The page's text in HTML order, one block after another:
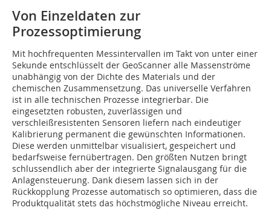
Von Einzeldaten zur
Prozessoptimierung
Mit hochfrequenten Messintervallen im Takt von unter einer
Sekunde entschlüsselt der GeoScanner alle Massenströme
unabhängig von der Dichte des Materials und der
chemischen Zusammensetzung. Das universelle Verfahren
ist in alle technischen Prozesse integrierbar. Die
eingesetzten robusten, zuverlässigen und
verschleißresistenten Sensoren liefern nach eindeutiger
Kalibrierung permanent die gewünschten Informationen.
Diese werden unmittelbar visualisiert, gespeichert und
bedarfsweise fernübertragen. Den größten Nutzen bringt
schlussendlich aber der integrierte Signalausgang für die
Anlagensteuerung. Dank diesem lassen sich in der
Rückkopplung Prozesse automatisch so optimieren, dass die
Produktqualität stets das höchstmögliche Niveau erreicht.